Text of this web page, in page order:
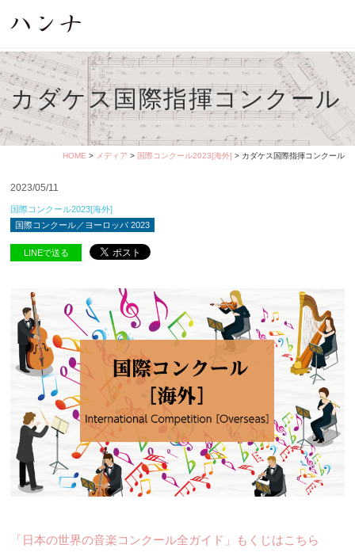
カダケス国際指揮コンクール
HOME > メディア > 国際コンクール2023[海外] > カダケス国際指揮コンクール
2023/05/11
国際コンクール2023[海外]
国際コンクール／ヨーロッパ 2023
LINEで送る
「日本の世界の音楽コンクール全ガイド」もくじはこちら